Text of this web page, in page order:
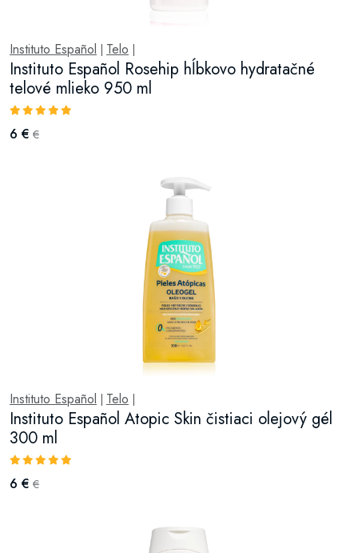
Instituto Español Telo
Instituto Español Rosehip hĺbkovo hydratačné
telové mlieko 950 ml
6 € €
Instituto Español Telo
Instituto Español Atopic Skin čistiaci olejový gél
300 ml
6 € €